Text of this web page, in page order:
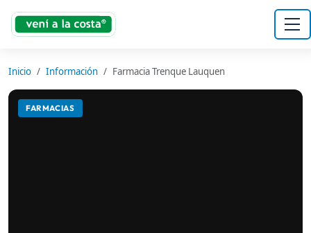
Inicio Información Farmacia Trenque Lauquen
FARMACIAS